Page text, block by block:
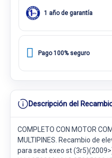
1 año de garantía
Pago 100% seguro
Descripción del
COMPLETO CON MOTOR
MULTIPINES. Recambio de
para seat exeo st